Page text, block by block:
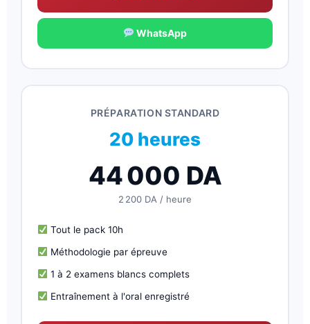
WhatsApp
PRÉPARATION STANDARD
20 heures
44 000 DA
2 200 DA / heure
Tout le pack 10h
Méthodologie par épreuve
1 à 2 examens blancs complets
Entraînement à l'oral enregistré